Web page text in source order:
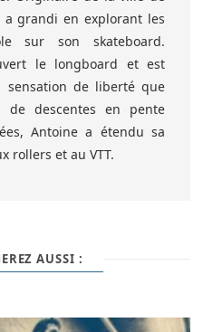
a grandi en explorant les
sur son skateboard.
le longboard et est
sensation de liberté que
descentes en pente
Antoine a étendu sa
rollers et au VTT.
AUSSI :